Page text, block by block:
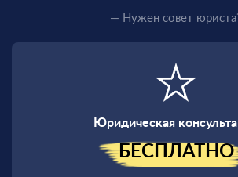
— Нужен совет
Юридическая
БЕСПЛАТНО